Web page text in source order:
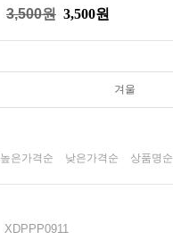
3,500원 3,500원
겨울
높은가격순 낮은가격순 상품명순
XDPPP0911